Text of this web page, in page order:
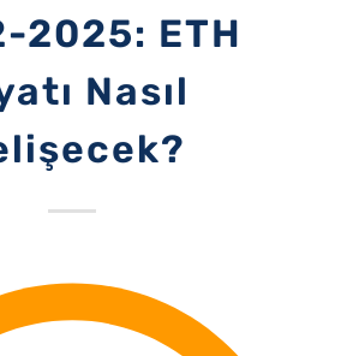
2025: ETH
Nasıl